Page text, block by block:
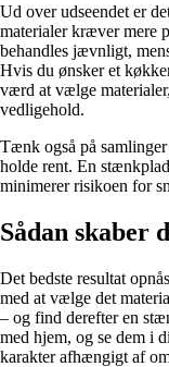
Ud over udseendet er
materialer kræver mere
behandles jævnligt,
Hvis du ønsker et
værd at vælge
vedligehold.
Tænk også på
holde rent. En
minimerer risikoen for
Sådan skaber
Det bedste resultat
med at vælge det
– og find derefter en
med hjem, og se dem i
karakter afhængigt af